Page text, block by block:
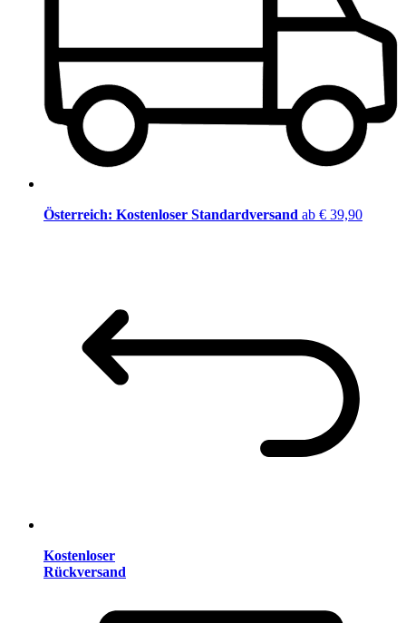
Österreich: Kostenloser Standardversand ab € 39,90
Kostenloser
Rückversand